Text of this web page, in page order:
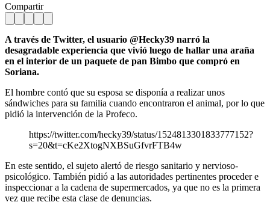
Compartir
A través de Twitter, el usuario @Hecky39 narró la
desagradable experiencia que vivió luego de hallar una araña
en el interior de un paquete de pan Bimbo que compró en
Soriana.
El hombre contó que su esposa se disponía a realizar unos
sándwiches para su familia cuando encontraron el animal, por lo que
pidió la intervención de la Profeco.
https://twitter.com/hecky39/status/1524813301833777152?
s=20&t=cKe2XtogNXBSuGfvrFTB4w
En este sentido, el sujeto alertó de riesgo sanitario y nervioso-
psicológico. También pidió a las autoridades pertinentes proceder e
inspeccionar a la cadena de supermercados, ya que no es la primera
vez que recibe esta clase de denuncias.